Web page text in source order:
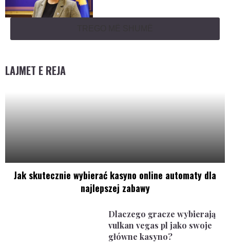
LAJMET E REJA
Jak skutecznie wybierać kasyno online automaty dla
najlepszej zabawy
Dlaczego gracze wybierają
vulkan vegas pl jako swoje
główne kasyno?